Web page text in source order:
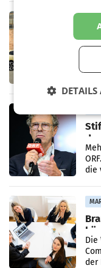
–
die
Die
der
DETAILS